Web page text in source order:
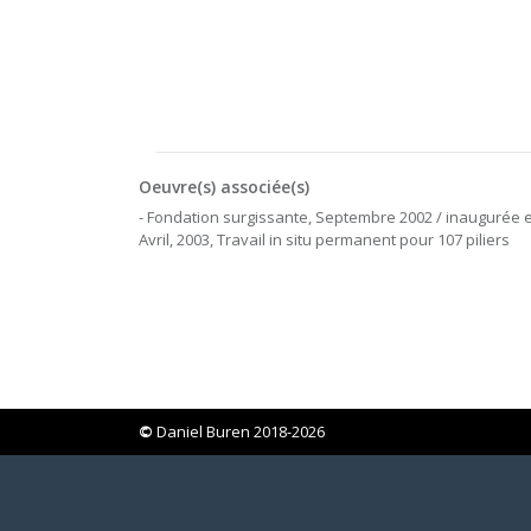
Oeuvre(s) associée(s)
- Fondation surgissante, Septembre 2002 / inaugurée
Avril, 2003, Travail in situ permanent pour 107 piliers
© Daniel Buren 2018-2026